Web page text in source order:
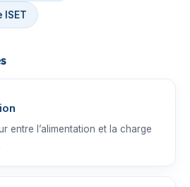
ISET
entre l’alimentation et la charge